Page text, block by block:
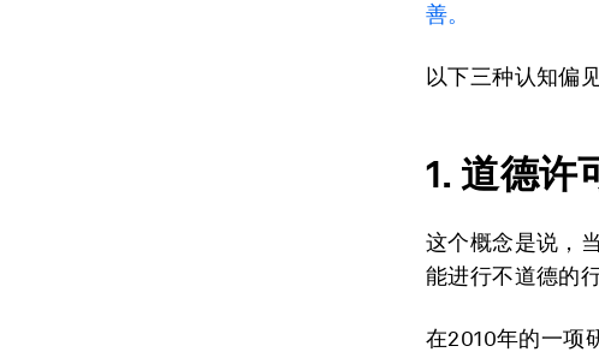
善。
以下三种认知偏
1.道德许
这个概念是说，
能进行不道德的行
在2010年的一项